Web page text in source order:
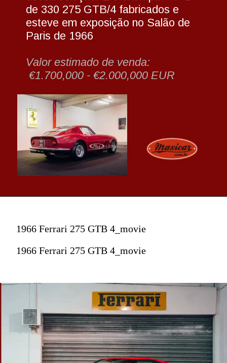
de 330 275 GTB/4 fabricados e
esteve em exposição no Salão de
Paris de 1966
Valor estimado de venda:
€1.700,000 - €2.000,000 EUR
1966 Ferrari 275 GTB 4_movie
1966 Ferrari 275 GTB 4_movie